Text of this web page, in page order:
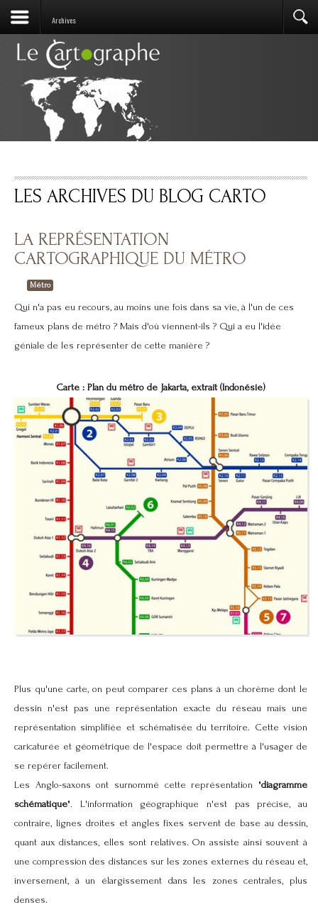
Archives
LES ARCHIVES DU BLOG CARTO
LA REPRÉSENTATION
CARTOGRAPHIQUE DU MÉTRO
Métro
Qui n'a pas eu recours, au moins une fois dans sa vie, à l'un de ces
fameux plans de métro ? Mais d'où viennent-ils ? Qui a eu l'idée
géniale de les représenter de cette manière ?
Carte : Plan du métro de Jakarta, extrait (Indonésie)
Plus qu'une carte, on peut comparer ces plans à un chorème dont le
dessin n'est pas une représentation exacte du réseau mais une
représentation simplifiée et schématisée du territoire. Cette vision
caricaturée et géométrique de l'espace doit permettre à l'usager de
se repérer facilement.
Les Anglo-saxons ont surnommé cette représentation "diagramme
schématique". L'information géographique n'est pas précise, au
contraire, lignes droites et angles fixes servent de base au dessin,
quant aux distances, elles sont relatives. On assiste ainsi souvent à
une compression des distances sur les zones externes du réseau et,
inversement, à un élargissement dans les zones centrales, plus
denses.